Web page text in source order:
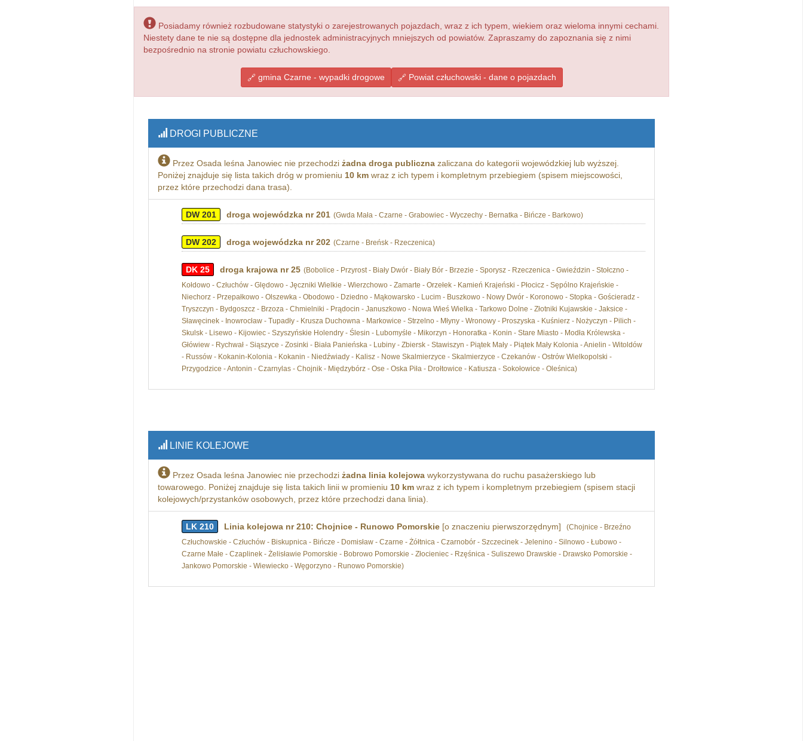
Posiadamy również rozbudowane statystyki o zarejestrowanych pojazdach, wraz z ich typem, wiekiem oraz wieloma innymi cechami.
Niestety dane te nie są dostępne dla jednostek administracyjnych mniejszych od powiatów. Zapraszamy do zapoznania się z nimi
bezpośrednio na stronie powiatu człuchowskiego.
gmina Czarne - wypadki drogowe Powiat człuchowski - dane o pojazdach
DROGI PUBLICZNE
Przez Osada leśna Janowiec nie przechodzi żadna droga publicznazaliczana do kategorii wojewódzkiej lub wyższej.
Poniżej znajduje się lista takich dróg w promieniu 10 kmwraz z ich typem i kompletnym przebiegiem (spisem miejscowości,
przez które przechodzi dana trasa).
DW 201 droga wojewódzka nr 201 (Gwda Mała - Czarne - Grabowiec - Wyczechy - Bernatka - Bińcze - Barkowo)
DW 202 droga wojewódzka nr 202 (Czarne - Breńsk - Rzeczenica)
DK 25 droga krajowa nr 25 (Bobolice - Przyrost - Biały Dwór - Biały Bór - Brzezie - Sporysz - Rzeczenica - Gwieździn - Stołczno -
Kołdowo - Człuchów - Ględowo - Jęczniki Wielkie - Wierzchowo - Zamarte - Orzełek - Kamień Krajeński - Płocicz - Sępólno Krajeńskie -
Niechorz - Przepałkowo - Olszewka - Obodowo - Dziedno - Mąkowarsko - Lucim - Buszkowo - Nowy Dwór - Koronowo - Stopka - Gościeradz -
Tryszczyn - Bydgoszcz - Brzoza - Chmielniki - Prądocin - Januszkowo - Nowa Wieś Wielka - Tarkowo Dolne - Złotniki Kujawskie - Jaksice -
Sławęcinek - Inowrocław - Tupadły - Krusza Duchowna - Markowice - Strzelno - Młyny - Wronowy - Proszyska - Kuśnierz - Nożyczyn - Pilich -
Skulsk - Lisewo - Kijowiec - Szyszyńskie Holendry - Ślesin - Lubomyśle - Mikorzyn - Honoratka - Konin - Stare Miasto - Modła Królewska -
Główiew - Rychwał - Siąszyce - Zosinki - Biała Panieńska - Lubiny - Zbiersk - Stawiszyn - Piątek Mały - Piątek Mały Kolonia - Anielin - Witoldów
- Russów - Kokanin-Kolonia - Kokanin - Niedźwiady - Kalisz - Nowe Skalmierzyce - Skalmierzyce - Czekanów - Ostrów Wielkopolski -
Przygodzice - Antonin - Czarnylas - Chojnik - Międzybórz - Ose - Oska Piła - Drołtowice - Katiusza - Sokołowice - Oleśnica)
LINIE KOLEJOWE
Przez Osada leśna Janowiec nie przechodzi żadna linia kolejowawykorzystywana do ruchu pasażerskiego lub
towarowego. Poniżej znajduje się lista takich linii w promieniu 10 kmwraz z ich typem i kompletnym przebiegiem (spisem stacji
kolejowych/przystanków osobowych, przez które przechodzi dana linia).
LK 210 Linia kolejowa nr 210: Chojnice - Runowo Pomorskie[o znaczeniu pierwszorzędnym]
(Chojnice - Brzeźno
Człuchowskie - Człuchów - Biskupnica - Bińcze - Domisław - Czarne - Żółtnica - Czarnobór - Szczecinek - Jelenino - Silnowo - Łubowo -
Czarne Małe - Czaplinek - Żelisławie Pomorskie - Bobrowo Pomorskie - Złocieniec - Rzęśnica - Suliszewo Drawskie - Drawsko Pomorskie -
Jankowo Pomorskie - Wiewiecko - Węgorzyno - Runowo Pomorskie)